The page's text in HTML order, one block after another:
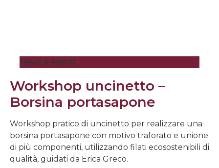
News e eventi
Workshop uncinetto –
Borsina portasapone
Workshop pratico di uncinetto per realizzare una
borsina portasapone con motivo traforato e unione
di più componenti, utilizzando filati ecosostenibili di
qualità, guidati da Erica Greco.